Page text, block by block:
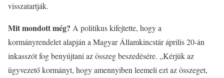
visszatartják.
Mit mondott még? A politikus kifejtette, hogy a
kormányrendelet alapján a Magyar Államkincstár április 20-án
inkasszót fog benyújtani az összeg beszedésére. „Kérjük az
ügyvezető kormányt, hogy amennyiben leemeli ezt az összeget,